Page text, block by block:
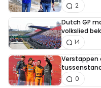
2
Dutch GP
volkslied
14
Verstappen
0